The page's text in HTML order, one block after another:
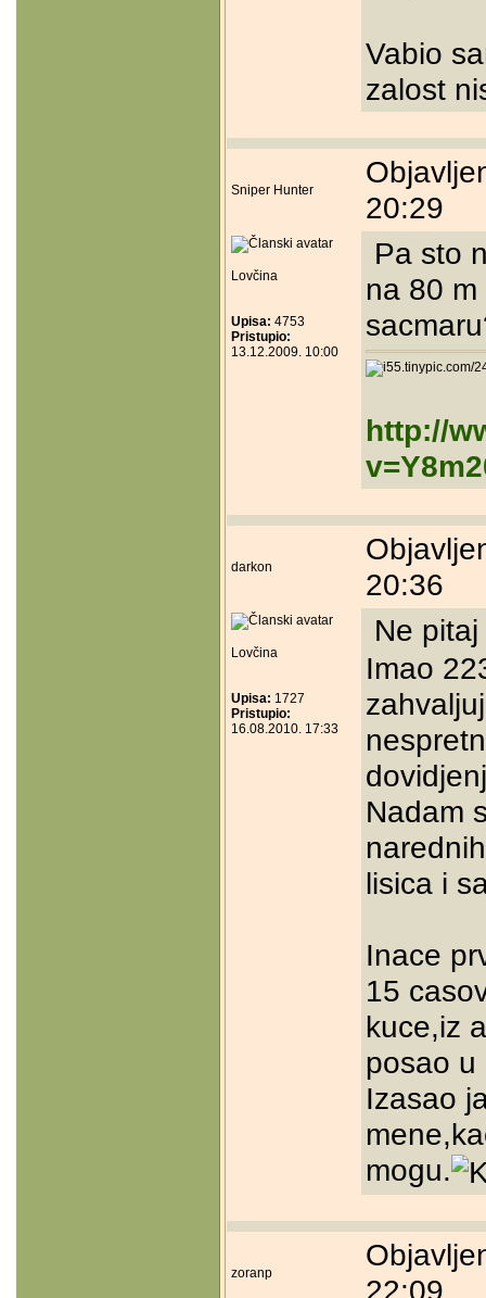
Vabio
zalost
Sniper Hunter
20:29
Lovčina
Upisa: 4753
Pristupio:
13.12.2009. 10:00
Pa sto
na 80
http://
darkon
20:36
Lovčina
Upisa: 1727
Pristupio:
16.08.2010. 17:33
Ne
Imao
Nadam
lisica i
Inace
15
kuce,iz
posao u
Izasao
mogu.
zoranp
22:09